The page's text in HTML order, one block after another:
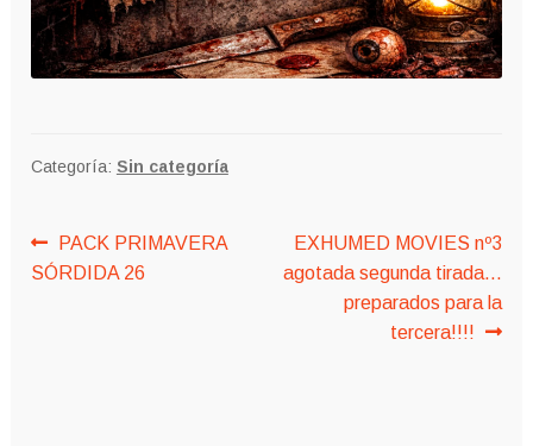
Categoría: Sin categoría
Navegación
de
Anterior:
PACK PRIMAVERA
SÓRDIDA 26
Siguiente:
EXHUMED MOVIES nº3
agotada segunda tirada…
preparados para la
tercera!!!!